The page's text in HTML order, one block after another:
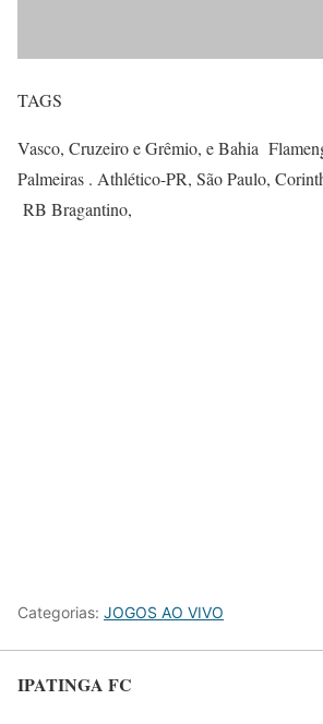
TAGS
Vasco, Cruzeiro e Grêmio, e Bahia
Palmeiras . Athlético-PR, São Paulo,
RB Bragantino,
Categorias: JOGOS AO VIVO
IPATINGA FC